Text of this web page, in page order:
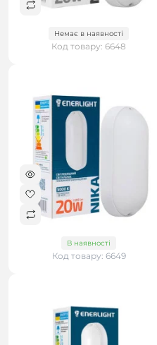
Немає в наявності
Код товару: 6648
В наявності
Код товару: 6649